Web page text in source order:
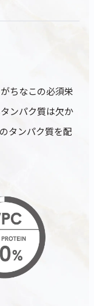
ちなこの必須栄
ンパク質は欠か
タンパク質を配